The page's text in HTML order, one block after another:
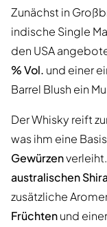
Zunächst in
indische Single
den USA
% Vol. und einer
Barrel Blush ein
Der Whisky reift
was ihm eine
Gewürzen
australischen
zusätzliche
Früchtenund